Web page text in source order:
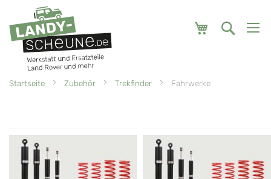
Mein
Startseite Zubehör Trekfinder Fahrwerke